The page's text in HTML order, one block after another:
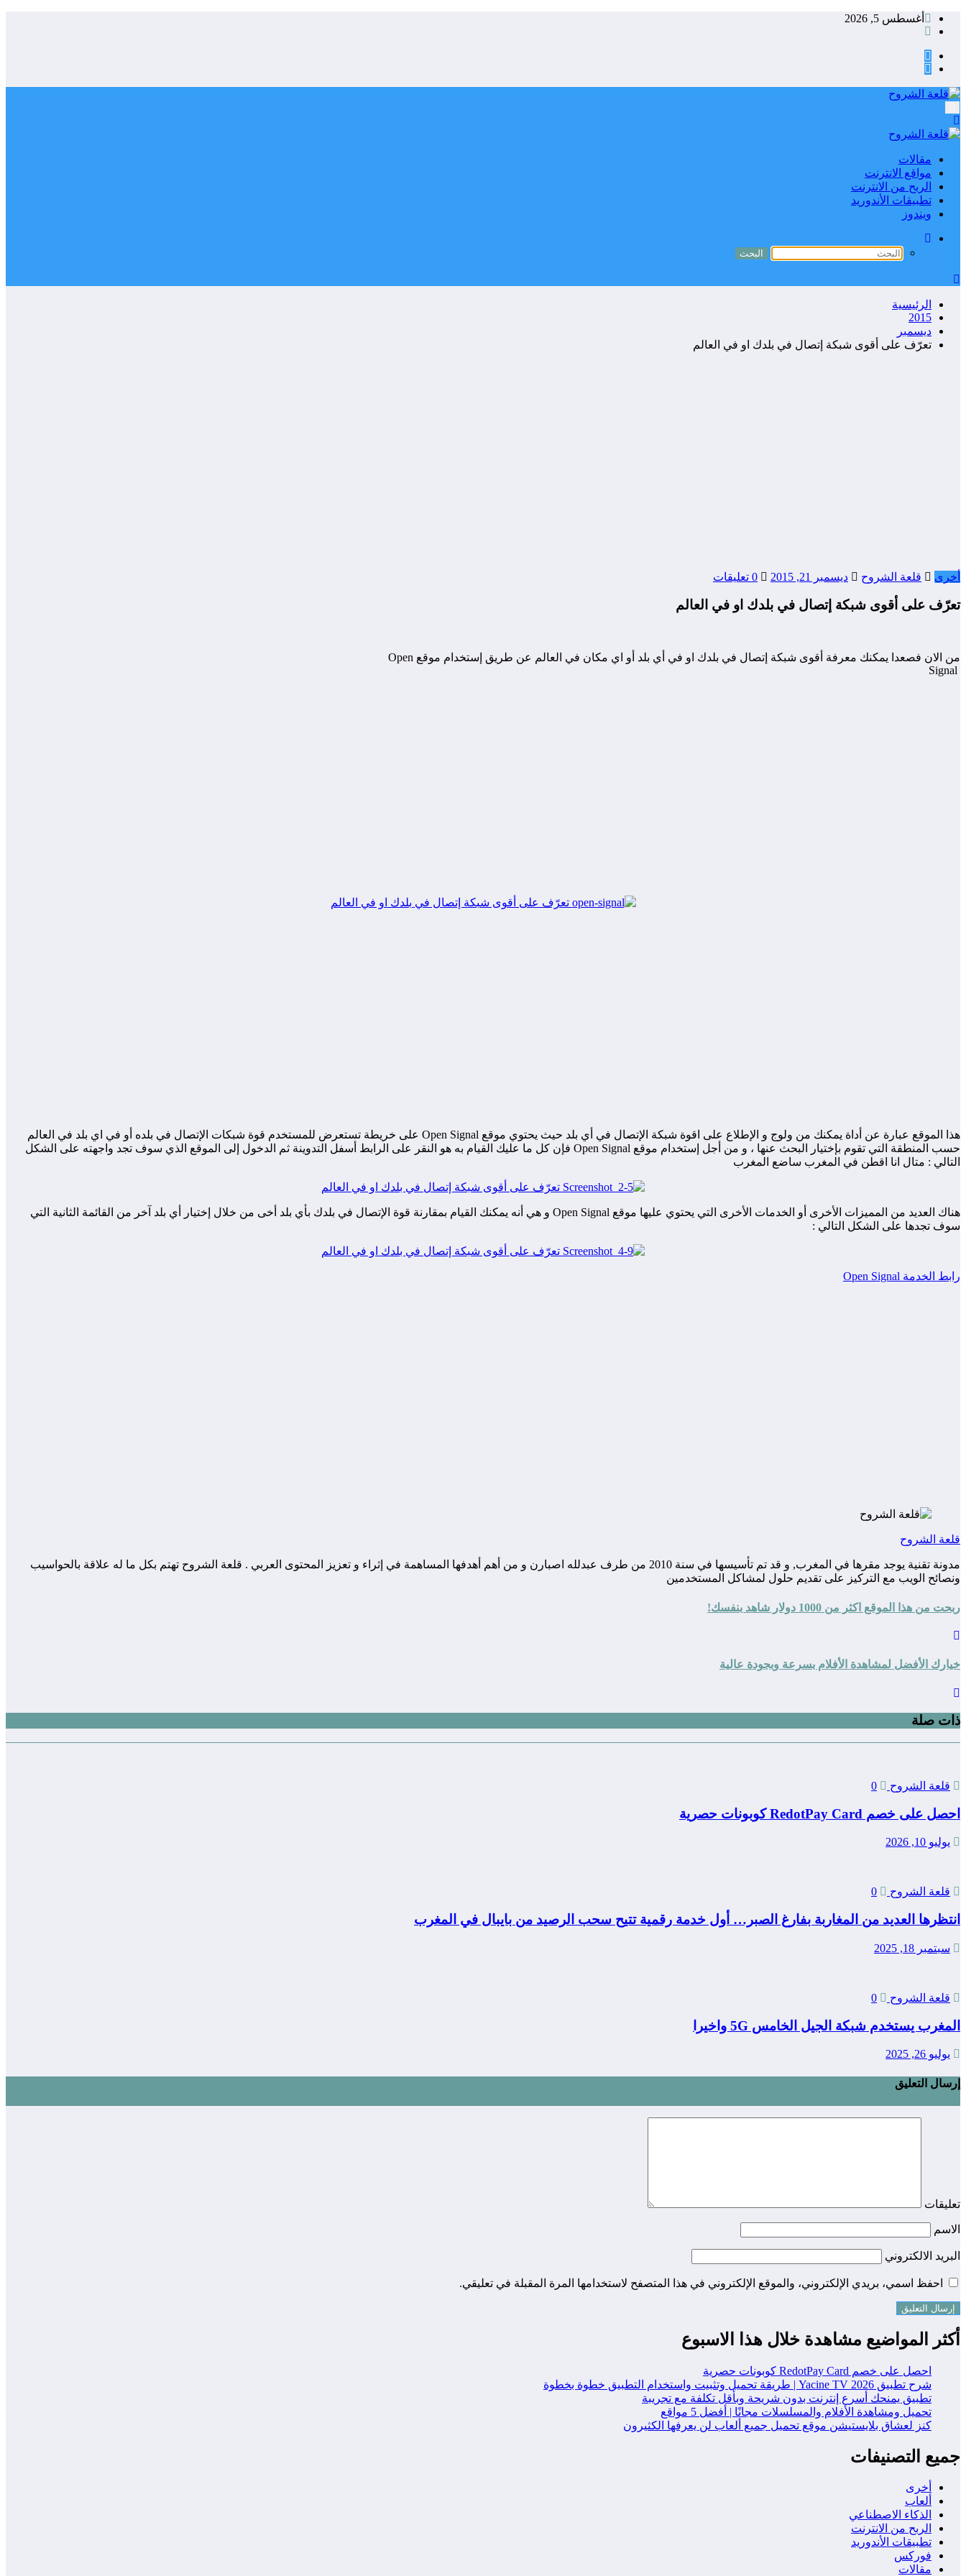
التجاوز أغسطس 5, 2026
مقالات
مواقع الانترنت
الربح من الانترنت
تطبيقات الأندوريد
ويندوز
الرئيسية
2015
ديسمبر
تعرّف على أقوى شبكة إتصال في بلدك او في العالم
أخرى قلعة الشروح ديسمبر 21, 2015 0 تعليقات
تعرّف على أقوى شبكة إتصال في بلدك او في العالم
من الان فصعدا يمكنك معرفة أقوى شبكة إتصال في بلدك او في أي بلد أو اي مكان في العالم عن طريق إستخدام موقع Open
هذا الموقع عبارة عن أداة يمكنك من ولوج و الإطلاع على اقوة شبكة الإتصال في أي بلد حيث يحتوي موقع Open Signal على خريطة تستعرض للمستخدم قوة شبكات الإتصال في بلده أو في اي بلد في العالم
حسب المنطقة التي تقوم بإختيار البحث عنها ، و من أجل إستخدام موقع Open Signal فإن كل ما عليك القيام به هو النقر على الرابط أسفل التدوينة ثم الدخول إلى الموقع الذي سوف تجد واجهته على الشكل
التالي : متال انا اقطن في المغرب ساضع المغرب
هناك العديد من المميزات الأخرى أو الخدمات الأخرى التي يحتوي عليها موقع Open Signal و هي أنه يمكنك القيام بمقارنة قوة الإتصال في بلدك بأي بلد أخى من خلال إختيار أي بلد آخر من القائمة الثانية التي
سوف تجدها على الشكل التالي :
رابط الخدمة Open Signal
قلعة الشروح
مدونة تقنية يوجد مقرها في المغرب, و قد تم تأسيسها في سنة 2010 من طرف عبدلله اصبارن و من أهم أهدفها المساهمة في إثراء و تعزيز المحتوى العربي . قلعة الشروح تهتم بكل ما له علاقة بالحواسيب
ونصائح الويب مع التركيز على تقديم حلول لمشاكل المستخدمين
ربحت من هذا الموقع اكثر من 1000 دولار شاهد بنفسك!
خيارك الأفضل لمشاهدة الأفلام بسرعة وبجودة عالية
ذات صلة
قلعة الشروح 0
احصل على خصم RedotPay Card كوبونات حصرية
يوليو 10, 2026
قلعة الشروح 0
انتظرها العديد من المغاربة بفارغ الصبر… أول خدمة رقمية تتيح سحب الرصيد من بايبال في المغرب
سبتمبر 18, 2025
قلعة الشروح 0
المغرب يستخدم شبكة الجيل الخامس 5G واخيرا
يوليو 26, 2025
إرسال التعليق
تعليقات
الاسم
البريد الالكتروني
احفظ اسمي، بريدي الإلكتروني، والموقع الإلكتروني في هذا المتصفح لاستخدامها المرة المقبلة في تعليقي.
أكثر المواضيع مشاهدة خلال هذا الاسبوع
احصل على خصم RedotPay Card كوبونات حصرية
شرح تطبيق Yacine TV 2026 | طريقة تحميل وتثبيت واستخدام التطبيق خطوة بخطوة
تطبيق يمنحك أسرع إنترنت بدون شريحة وبأقل تكلفة مع تجريبة
تحميل ومشاهدة الأفلام والمسلسلات مجانًا | أفضل 5 مواقع
كنز لعشاق بلايستيشن موقع تحميل جميع ألعاب لن يعرفها الكثيرون
جميع التصنيفات
أخرى
ألعاب
الذكاء الاصطناعي
الربح من الانترنت
تطبيقات الأندوريد
فوركس
مقالات